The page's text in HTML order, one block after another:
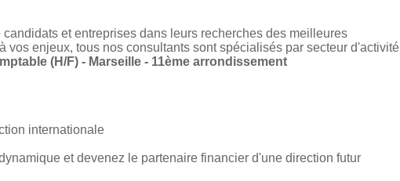
et entreprises dans leurs recherches des meilleures
vos enjeux, tous nos consultants sont spécialisés par secteur d'activité
(H/F) - Marseille - 11ème arrondissement
internationale
et devenez le partenaire financier d'une direction futur